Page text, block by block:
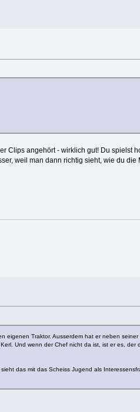
Clips angehört - wirklich gut! Du spielst
weil man dann richtig sieht, wie du die
eigenen Traktor. Ausserdem hat er neben seiner
Und wenn der Chef nicht da ist, ist er es, der
das mit das Scheiss Jugend als